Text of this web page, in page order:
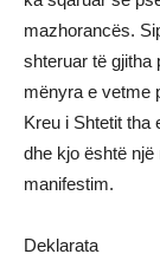
mazhorancës.
shteruar të gjitha
mënyra e vetme
Kreu i Shtetit tha
dhe kjo është
manifestim.
Deklarata